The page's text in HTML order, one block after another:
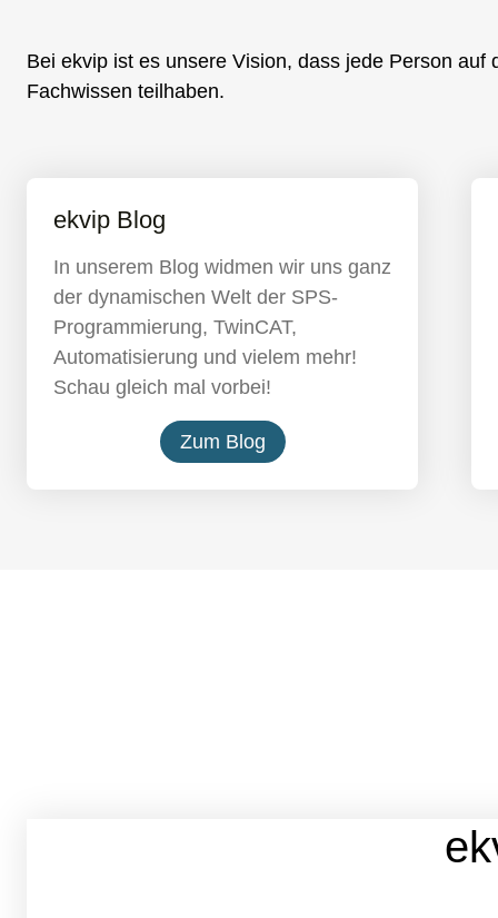
Bei ekvip ist es unsere Vision, dass jede Person
Fachwissen teilhaben.
ekvip Blog
In unserem Blog widmen wir uns ganz
der dynamischen Welt der SPS-
Programmierung, TwinCAT,
Automatisierung und vielem mehr!
Schau gleich mal vorbei!
Zum Blog